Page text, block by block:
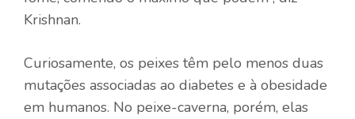
Krishnan.
Curiosamente, os peixes têm pelo menos duas
mutações associadas ao diabetes e à obesidade
em humanos. No peixe-caverna, porém, elas